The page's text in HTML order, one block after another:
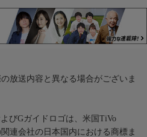
放送内容と異なる場合がございま
びGガイドロゴは、米国TiVo
連会社の日本国内における商標ま